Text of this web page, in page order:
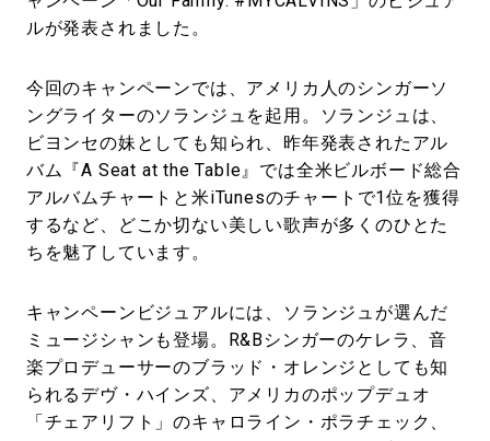
ルが発表されました。
今回のキャンペーンでは、アメリカ人のシンガーソ
ングライターのソランジュを起用。ソランジュは、
ビヨンセの妹としても知られ、昨年発表されたアル
バム『A Seat at the Table』では全米ビルボード総合
アルバムチャートと米iTunesのチャートで1位を獲得
するなど、どこか切ない美しい歌声が多くのひとた
ちを魅了しています。
キャンペーンビジュアルには、ソランジュが選んだ
ミュージシャンも登場。R&Bシンガーのケレラ、音
楽プロデューサーのブラッド・オレンジとしても知
られるデヴ・ハインズ、アメリカのポップデュオ
「チェアリフト」のキャロライン・ポラチェック、